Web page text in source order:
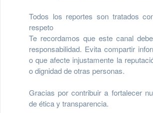
Todos los reportes son tratados
respeto
Te recordamos que este canal
responsabilidad. Evita compartir
o que afecte injustamente la
o dignidad de otras personas.
Gracias por contribuir a fortalecer
de ética y transparencia.